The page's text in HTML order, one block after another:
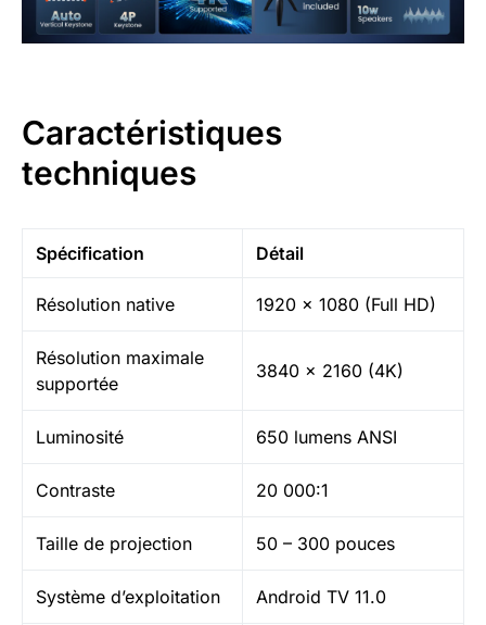
Caractéristiques
techniques
Spécification Détail
Résolution native 1920 x 1080 (Full HD)
Résolution maximale
supportée
3840 x 2160 (4K)
Luminosité 650 lumens ANSI
Contraste 20 000:1
Taille de projection 50 – 300 pouces
Système d’exploitation Android TV 11.0